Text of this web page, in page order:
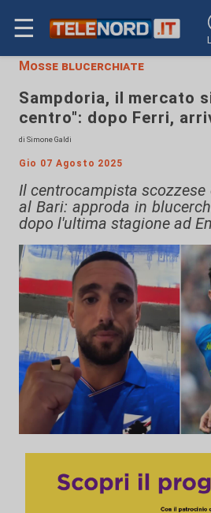
☰
Mosse blucerchiate
Sampdoria, il mercato
centro": dopo Ferri,
di Simone Galdi
Gio 07 Agosto 2025
Il centrocampista
al Bari: approda in
dopo l'ultima stagione ad